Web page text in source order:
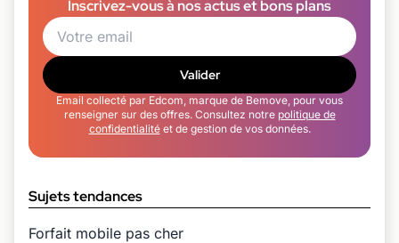
Inscrivez-vous à nos actus et bons plans
Valider
Email collecté par Edcom, marque de Bemove, pour vous
renseigner sur des offres. Consultez notre politique de
confidentialitéet de gestion de vos données.
Sujets tendances
Forfait mobile pas cher